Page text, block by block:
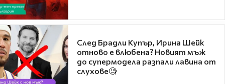
След Брадли Купър, Ирина Шейк
отново е влюбена? Новият мъж
до супермодела разпали лавина от
слухове🧐